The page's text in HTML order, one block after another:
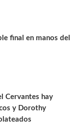
final en manos del
Cervantes hay
y Dorothy